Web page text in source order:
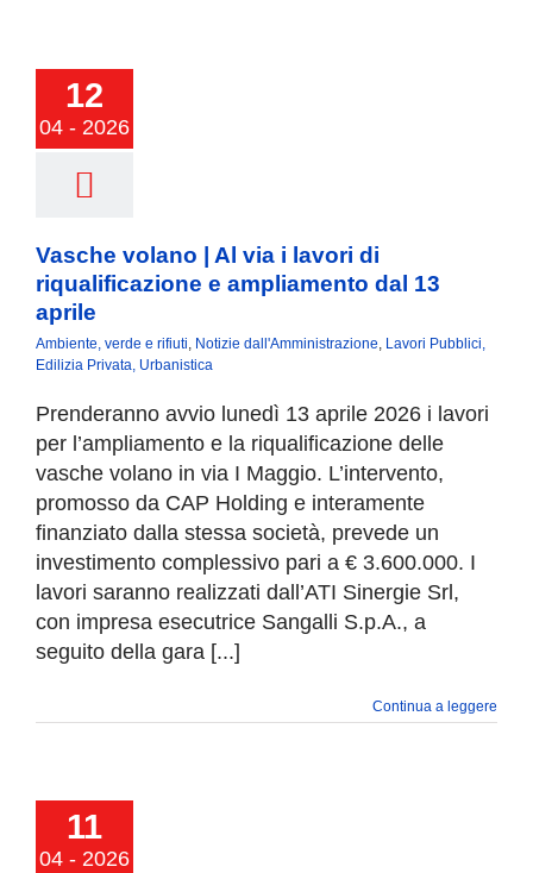
12
04 - 2026
i lavori di
e
dal 13
aprile
Vasche volano | Al via i lavori di
riqualificazione e ampliamento dal 13
aprile
Ambiente, verde e rifiuti, Notizie dall'Amministrazione, Lavori Pubblici,
Edilizia Privata, Urbanistica
Prenderanno avvio lunedì 13 aprile 2026 i lavori
per l’ampliamento e la riqualificazione delle
vasche volano in via I Maggio. L’intervento,
promosso da CAP Holding e interamente
finanziato dalla stessa società, prevede un
investimento complessivo pari a € 3.600.000. I
lavori saranno realizzati dall’ATI Sinergie Srl,
con impresa esecutrice Sangalli S.p.A., a
seguito della gara [...]
Continua a leggere
11
04 - 2026
in pillole |
espropri
privati